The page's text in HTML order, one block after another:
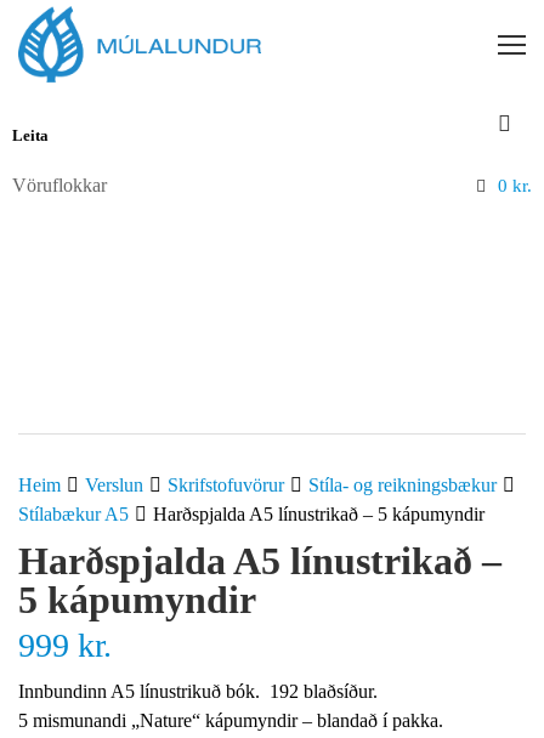
Vöruflokkar 0 kr.
Heim Verslun Skrifstofuvörur
Stíla- og reikningsbækur
Stílabækur A5
Harðspjalda A5 línustrikað – 5 kápumyndir
Harðspjalda A5 línustrikað –
5 kápumyndir
999 kr.
Innbundinn A5 línustrikuð bók. 192 blaðsíður.
5 mismunandi „Nature“ kápumyndir – blandað í pakka.